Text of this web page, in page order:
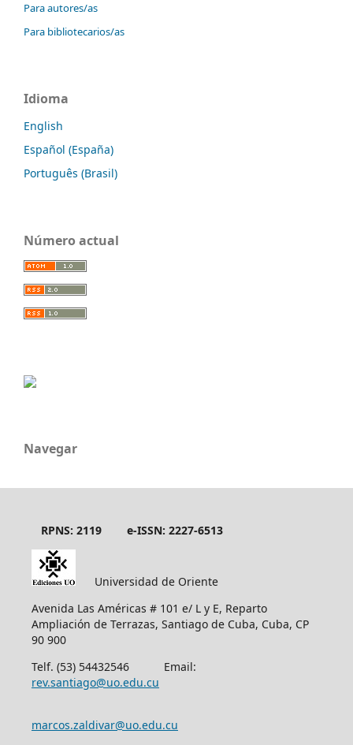
Para autores/as
Para bibliotecarios/as
Idioma
English
Español (España)
Português (Brasil)
Número actual
Navegar
RPNS: 2119 e-ISSN: 2227-6513
Universidad de Oriente
Avenida Las Américas # 101 e/ L y E, Reparto
Ampliación de Terrazas, Santiago de Cuba, Cuba, CP
90 900
Telf. (53) 54432546 Email:
rev.santiago@uo.edu.cu
marcos.zaldivar@uo.edu.cu